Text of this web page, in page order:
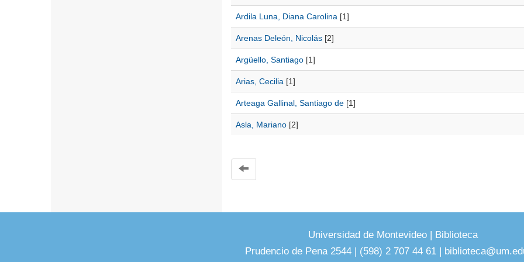
Ardila Luna, Diana Carolina [1]
Arenas Deleón, Nicolás[2]
Argüello, Santiago[1]
Arias, Cecilia [1]
Arteaga Gallinal, Santiago de[1]
Asla, Mariano[2]
Universidad de Montevideo | Biblioteca
Prudencio de Pena 2544 | (598) 2 707 44 61 |